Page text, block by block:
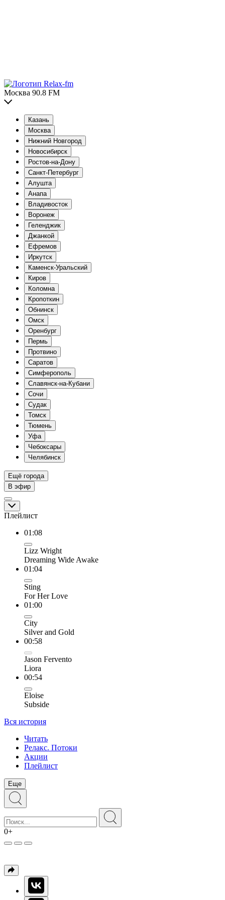
Москва 90.8 FM
Казань
Москва
Нижний Новгород
Новосибирск
Ростов-на-Дону
Санкт-Петербург
Алушта
Анапа
Владивосток
Воронеж
Геленджик
Джанкой
Ефремов
Иркутск
Каменск-Уральский
Киров
Коломна
Кропоткин
Обнинск
Омск
Оренбург
Пермь
Протвино
Саратов
Симферополь
Славянск-на-Кубани
Сочи
Судак
Томск
Тюмень
Уфа
Чебоксары
Челябинск
Ещё города
В эфир
Плейлист
01:08
Lizz Wright
Dreaming Wide Awake
01:04
Sting
For Her Love
01:00
City
Silver and Gold
00:58
Jason Fervento
Liora
00:54
Eloise
Subside
Вся история
Читать
Релакс. Потоки
Акции
Плейлист
Еще
0+